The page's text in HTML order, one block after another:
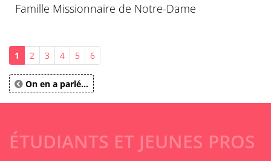
Famille Missionnaire de Notre-Dame
1 2 3 4 5 6
On en a parlé...
ÉTUDIANTS ET JEUNES PROS